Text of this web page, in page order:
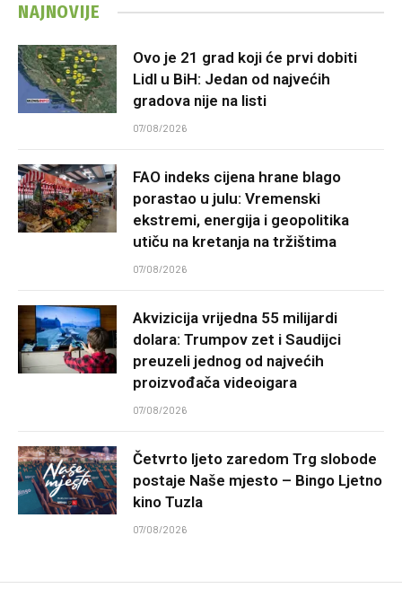
NAJNOVIJE
Ovo je 21 grad koji će prvi dobiti
Lidl u BiH: Jedan od najvećih
gradova nije na listi
07/08/2026
FAO indeks cijena hrane blago
porastao u julu: Vremenski
ekstremi, energija i geopolitika
utiču na kretanja na tržištima
07/08/2026
Akvizicija vrijedna 55 milijardi
dolara: Trumpov zet i Saudijci
preuzeli jednog od najvećih
proizvođača videoigara
07/08/2026
Četvrto ljeto zaredom Trg slobode
postaje Naše mjesto – Bingo Ljetno
kino Tuzla
07/08/2026